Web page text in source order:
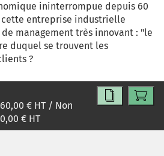
ininterrompue depuis 60
cette entreprise industrielle
management très innovant : "le
duquel se trouvent les
?
€ HT / Non
€ HT